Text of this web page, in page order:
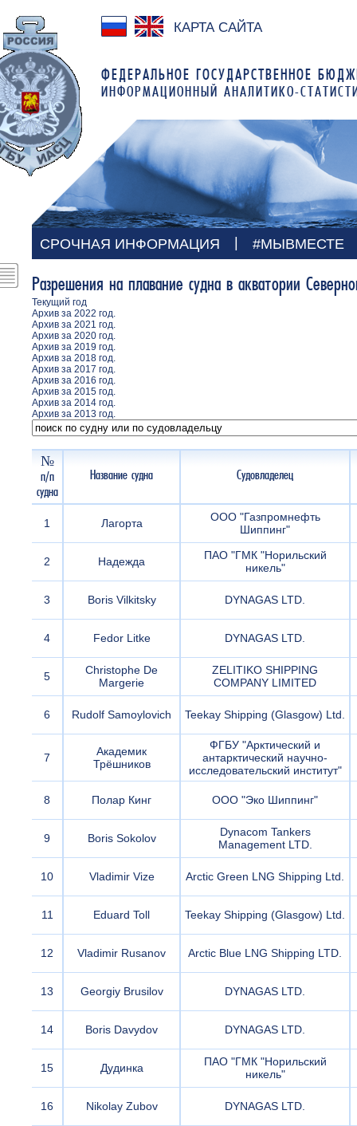
КАРТА САЙТА
ФЕДЕРАЛЬНОЕ ГОСУДАРСТВЕННОЕ
ИНФОРМАЦИОННЫЙ АНАЛИТИКО-
СРОЧНАЯ ИНФОРМАЦИЯ #МЫВМЕСТЕ
Разрешения на плавание судна в акватории
Текущий год
Архив за 2022 год.
Архив за 2021 год.
Архив за 2020 год.
Архив за 2019 год.
Архив за 2018 год.
Архив за 2017 год.
Архив за 2016 год.
Архив за 2015 год.
Архив за 2014 год.
Архив за 2013 год.
№
п/п
судна
Название судна Судовладелец
1 Лагорта
ООО "Газпромнефть
Шиппинг"
2 Надежда
ПАО "ГМК "Норильский
никель"
3 Boris Vilkitsky DYNAGAS LTD.
4 Fedor Litke DYNAGAS LTD.
5
Christophe De
Margerie
ZELITIKO SHIPPING
COMPANY LIMITED
6 Rudolf Samoylovich Teekay Shipping (Glasgow) Ltd.
7
Академик
Трёшников
ФГБУ "Арктический и
антарктический научно-
исследовательский институт"
8 Полар Кинг ООО "Эко Шиппинг"
9 Boris Sokolov
Dynacom Tankers
Management LTD.
10 Vladimir Vize Arctic Green LNG Shipping Ltd.
11 Eduard Toll Teekay Shipping (Glasgow) Ltd.
12 Vladimir Rusanov Arctic Blue LNG Shipping LTD.
13 Georgiy Brusilov DYNAGAS LTD.
14 Boris Davydov DYNAGAS LTD.
15 Дудинка
ПАО "ГМК "Норильский
никель"
16 Nikolay Zubov DYNAGAS LTD.